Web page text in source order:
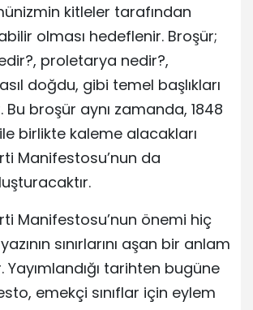
kitleler tarafından
olması hedeflenir. Broşür;
proletarya nedir?,
doğdu, gibi temel başlıkları
broşür aynı zamanda, 1848
ile birlikte kaleme alacakları
Manifestosu’nun da
Manifestosu’nun önemi hiç
sınırlarını aşan bir anlam
Yayımlandığı tarihten bugüne
emekçi sınıflar için eylem